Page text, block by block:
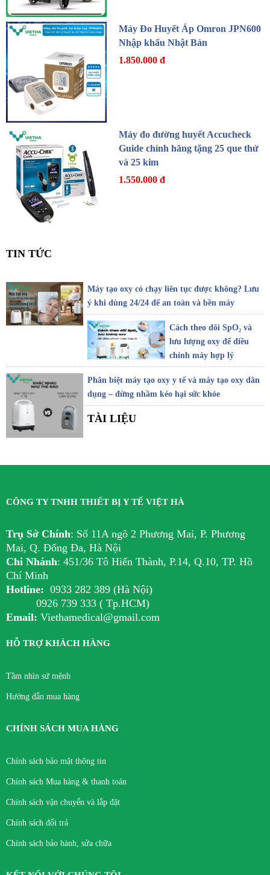
Máy Đo Huyết Áp Omron JPN600
Nhập khẩu Nhật Bản
1.850.000 đ
Máy đo đường huyết Accucheck
Guide chính hãng tặng 25 que thử
và 25 kim
1.550.000 đ
TIN TỨC
Máy tạo oxy có chạy liên tục được không? Lưu
ý khi dùng 24/24 để an toàn và bền máy
Cách theo dõi SpO₂ và
lưu lượng oxy để điều
chỉnh máy hợp lý
Phân biệt máy tạo oxy y tế và máy tạo oxy dân
dụng – đừng nhầm kẻo hại sức khỏe
TÀI LIỆU
CÔNG TY TNHH THIẾT BỊ Y TẾ VIỆT HÀ
Trụ Sở Chính: Số 11A ngõ 2 Phương Mai, P. Phương
Mai, Q. Đống Đa, Hà Nội
Chi Nhánh: 451/36 Tô Hiến Thành, P.14, Q.10, TP. Hồ
Chí Minh
Hotline: 0933 282 389 (Hà Nội)
0926 739 333 ( Tp.HCM)
Email: Viethamedical@gmail.com
HỖ TRỢ KHÁCH HÀNG
Tầm nhìn sứ mệnh
Hướng dẫn mua hàng
CHÍNH SÁCH MUA HÀNG
Chính sách bảo mật thông tin
Chính sách Mua hàng & thanh toán
Chính sách vận chuyển và lắp đặt
Chính sách đổi trả
Chính sách bảo hành, sửa chữa